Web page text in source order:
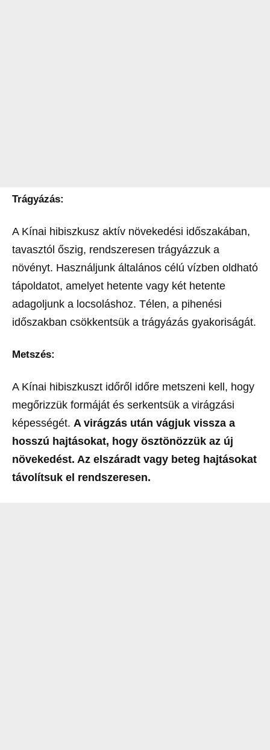
Trágyázás:
A Kínai hibiszkusz aktív növekedési időszakában,
tavasztól őszig, rendszeresen trágyázzuk a
növényt. Használjunk általános célú vízben oldható
tápoldatot, amelyet hetente vagy két hetente
adagoljunk a locsoláshoz. Télen, a pihenési
időszakban csökkentsük a trágyázás gyakoriságát.
Metszés:
A Kínai hibiszkuszt időről időre metszeni kell, hogy
megőrizzük formáját és serkentsük a virágzási
képességét. A virágzás után vágjuk vissza a
hosszú hajtásokat, hogy ösztönözzük az új
növekedést. Az elszáradt vagy beteg hajtásokat
távolítsuk el rendszeresen.